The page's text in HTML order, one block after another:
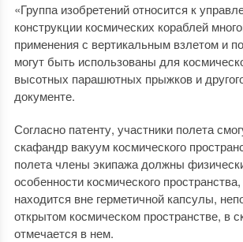
«Группа изобретений относится к
конструкции космических кораблей
применения с вертикальным взлетом и
могут быть использованы для
высотных парашютных прыжков и
документе.
Согласно патенту, участники полета
скафандр вакуум космического
полета члены экипажа должны
особенности космического
находится вне герметичной капсулы,
открытом космическом пространстве, в
отмечается в нем.